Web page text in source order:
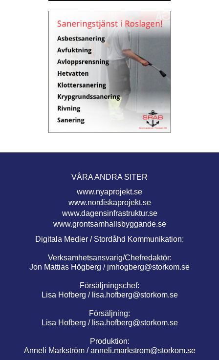
VÅRA ANDRA SITER
www.nyaprojekt.se
www.nordiskaprojekt.se
www.dagensinfrastruktur.se
www.grontsamhallsbyggande.se
Digitala Medier / Stordåhd Kommunikation:
Verksamhetsansvarig/Chefredaktör:
Jon Mattias Högberg / jmhogberg@storkom.se
Försäljningschef:
Lisa Hofberg / lisa.hofberg@storkom.se
Försäljning:
Lisa Hofberg / lisa.hofberg@storkom.se
Produktion:
Anneli Markström /anneli.markstrom@storkom.se